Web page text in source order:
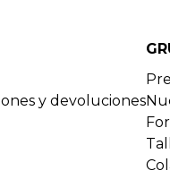
y devoluciones